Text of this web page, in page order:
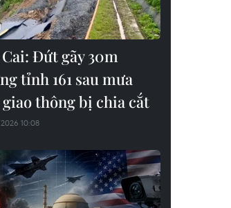
Đứt gãy 30m
tỉnh 161 sau mưa
thông bị chia cắt
10:08